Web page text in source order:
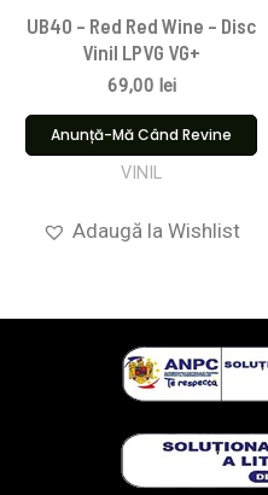
UB40 – Red Red Wine – Disc
Vinil LPVG VG+
69,00 lei
Anunță-Mă Când Revine
VINIL
Adaugă la Wishlist